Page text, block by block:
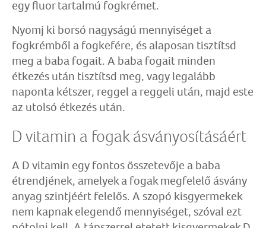
egy fluor tartalmú fogkrémet.
Nyomj ki borsó nagyságú mennyiséget a
fogkrémből a fogkefére, és alaposan tisztítsd
meg a baba fogait. A baba fogait minden
étkezés után tisztítsd meg, vagy legalább
naponta kétszer, reggel a reggeli után, majd este
az utolsó étkezés után.
D vitamin a fogak ásványosításáért
A D vitamin egy fontos összetevője a baba
étrendjének, amelyek a fogak megfelelő ásvány
anyag szintjéért felelős. A szopó kisgyermekek
nem kapnak elegendő mennyiséget, szóval ezt